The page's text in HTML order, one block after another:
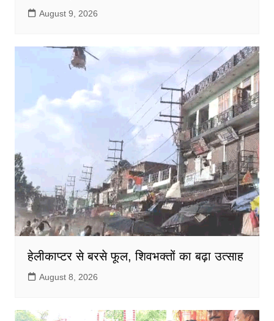
August 9, 2026
हेलीकाप्टर से बरसे फूल, शिवभक्तों का बढ़ा उत्साह
August 8, 2026